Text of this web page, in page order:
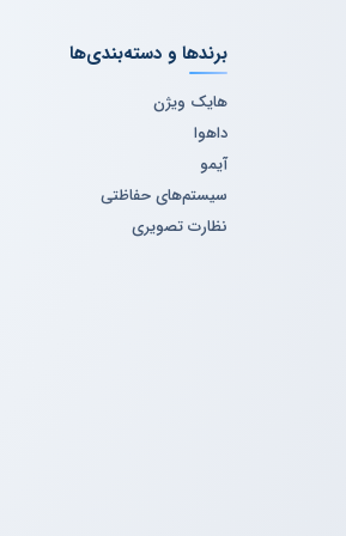
برندها و دسته‌بندی‌ها
هایک ویژن
داهوا
آیمو
سیستم‌های حفاظتی
نظارت تصویری